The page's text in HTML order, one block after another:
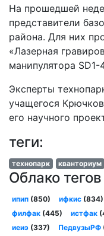
На прошедшей
представители
района. Для них
«Лазерная
манипулятора SD1-
Эксперты
учащегося
его научного
теги:
технопарк кванториум
Облако тегов
ипип(850) ифкис (834)
филфак(445) истфак
иеиэ(337) ПедвузыРФ